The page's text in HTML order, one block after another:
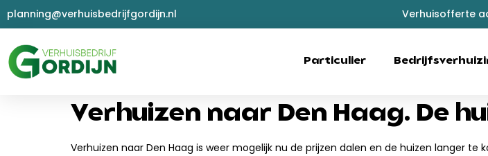
planning@verhuisbedrijfgordijn.nl Verhuisofferte
Particulier
Verhuizen naar Den Haag. De
Verhuizen naar Den Haag is weer mogelijk nu de prijzen dalen en de huizen langer te